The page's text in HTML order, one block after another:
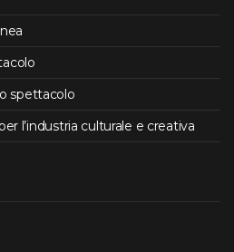
spettacolo
l’industria culturale e creativa